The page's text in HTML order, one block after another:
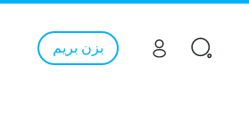
بزن بریم